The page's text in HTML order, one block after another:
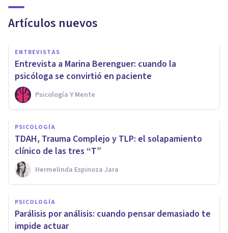
Artículos nuevos
ENTREVISTAS
Entrevista a Marina Berenguer: cuando la
psicóloga se convirtió en paciente
Psicología Y Mente
PSICOLOGÍA
TDAH, Trauma Complejo y TLP: el solapamiento
clínico de las tres “T”
Hermelinda Espinoza Jara
PSICOLOGÍA
Parálisis por análisis: cuando pensar demasiado te
impide actuar